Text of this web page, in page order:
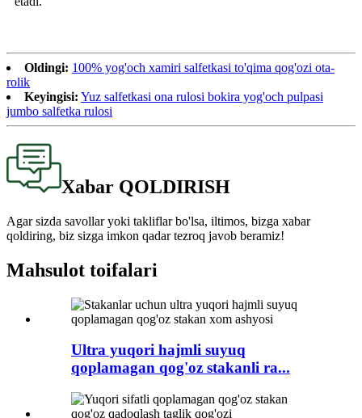
Oldingi: 100% yog'och xamiri salfetkasi to'qima qog'ozi ota-
rolik
Keyingisi: Yuz salfetkasi ona rulosi bokira yog'och pulpasi
jumbo salfetka rulosi
Xabar QOLDIRISH
Agar sizda savollar yoki takliflar bo'lsa, iltimos, bizga xabar
qoldiring, biz sizga imkon qadar tezroq javob beramiz!
Mahsulot toifalari
Ultra yuqori hajmli suyuq
qoplamagan qog'oz stakanli ra...